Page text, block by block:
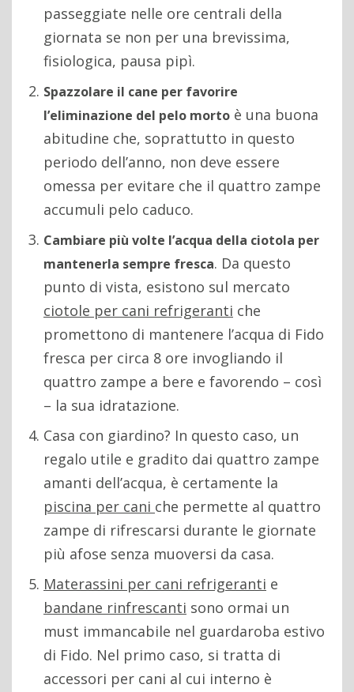
passeggiate nelle ore centrali della
giornata se non per una brevissima,
fisiologica, pausa pipì.
Spazzolare il cane per favorire
l’eliminazione del pelo morto è una buona
abitudine che, soprattutto in questo
periodo dell’anno, non deve essere
omessa per evitare che il quattro zampe
accumuli pelo caduco.
Cambiare più volte l’acqua della ciotola per
mantenerla sempre fresca. Da questo
punto di vista, esistono sul mercato
ciotole per cani refrigeranti che
promettono di mantenere l’acqua di Fido
fresca per circa 8 ore invogliando il
quattro zampe a bere e favorendo – così
– la sua idratazione.
Casa con giardino? In questo caso, un
regalo utile e gradito dai quattro zampe
amanti dell’acqua, è certamente la
piscina per cani che permette al quattro
zampe di rifrescarsi durante le giornate
più afose senza muoversi da casa.
Materassini per cani refrigeranti e
bandane rinfrescanti sono ormai un
must immancabile nel guardaroba estivo
di Fido. Nel primo caso, si tratta di
accessori per cani al cui interno è